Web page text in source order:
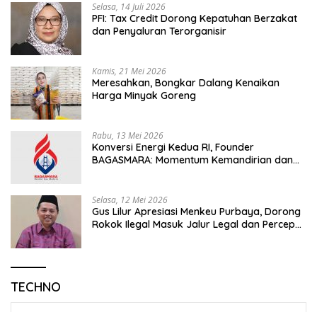
Selasa, 14 Juli 2026
PFI: Tax Credit Dorong Kepatuhan Berzakat
dan Penyaluran Terorganisir
Kamis, 21 Mei 2026
Meresahkan, Bongkar Dalang Kenaikan
Harga Minyak Goreng
Rabu, 13 Mei 2026
Konversi Energi Kedua RI, Founder
BAGASMARA: Momentum Kemandirian dan
Selasa, 12 Mei 2026
Gus Lilur Apresiasi Menkeu Purbaya, Dorong
Rokok Ilegal Masuk Jalur Legal dan Percepat
TECHNO